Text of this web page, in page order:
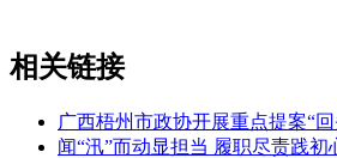
相关链接
广西梧州市政协开展重点提案“
闻“汛”而动显担当 履职尽责践